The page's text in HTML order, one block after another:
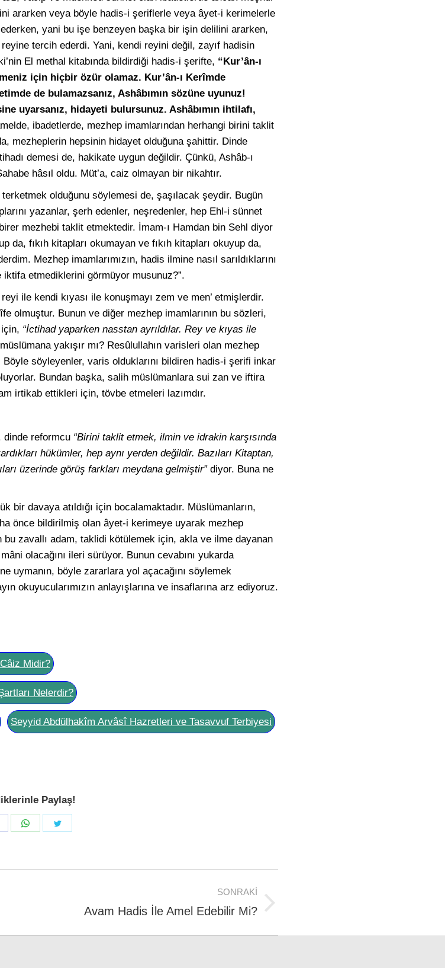
ararken veya böyle hadis-i şeriflerle veya âyet-i kerimelerle
yani bu işe benzeyen başka bir işin delilini ararken,
tercih ederdi. Yani, kendi reyini değil, zayıf hadisin
El methal kitabında bildirdiği hadis-i şerifte, “Kur’ân-ı
için hiçbir özür olamaz. Kur’ân-ı Kerîmde
de bulamazsanız, Ashâbımın sözüne uyunuz!
uyarsanız, hidayeti bulursunuz. Ashâbımın ihtilafı,
ibadetlerde, mezhep imamlarından herhangi birini taklit
mezheplerin hepsinin hidayet olduğuna şahittir. Dinde
demesi de, hakikate uygun değildir. Çünkü, Ashâb-ı
hâsıl oldu. Müt’a, caiz olmayan bir nikahtır.
olduğunu söylemesi de, şaşılacak şeydir. Bugün
yazanlar, şerh edenler, neşredenler, hep Ehl-i sünnet
mezhebi taklit etmektedir. İmam-ı Hamdan bin Sehl diyor
da, fıkıh kitapları okumayan ve fıkıh kitapları okuyup da,
Mezhep imamlarımızın, hadis ilmine nasıl sarıldıklarını
iktifa etmediklerini görmüyor musunuz?”.
ile kendi kıyası ile konuşmayı zem ve men’ etmişlerdir.
olmuştur. Bunun ve diğer mezhep imamlarının bu sözleri,
için, “İctihad yaparken nasstan ayrıldılar. Rey ve kıyas ile
yakışır mı? Resûlullahın varisleri olan mezhep
söyleyenler, varis olduklarını bildiren hadis-i şerifi inkar
Bundan başka, salih müslümanlara sui zan ve iftira
irtikab ettikleri için, tövbe etmeleri lazımdır.
dinde reformcu “Birini taklit etmek, ilmin ve idrakin karşısında
hükümler, hep aynı yerden değildir. Bazıları Kitaptan,
üzerinde görüş farkları meydana gelmiştir”diyor. Buna ne
bir davaya atıldığı için bocalamaktadır. Müslümanların,
önce bildirilmiş olan âyet-i kerimeye uyarak mezhep
zavallı adam, taklidi kötülemek için, akla ve ilme dayanan
olacağını ileri sürüyor. Bunun cevabını yukarda
uymanın, böyle zararlara yol açacağını söylemek
okuyucularımızın anlayışlarına ve insaflarına arz ediyoruz.
Midir?
Nelerdir?
Seyyid Abdülhakîm Arvâsî Hazretleri ve Tasavvuf Terbiyesi
Paylaş!
Share
Share
SONRAKI
Avam Hadis İle Amel Edebilir Mi?